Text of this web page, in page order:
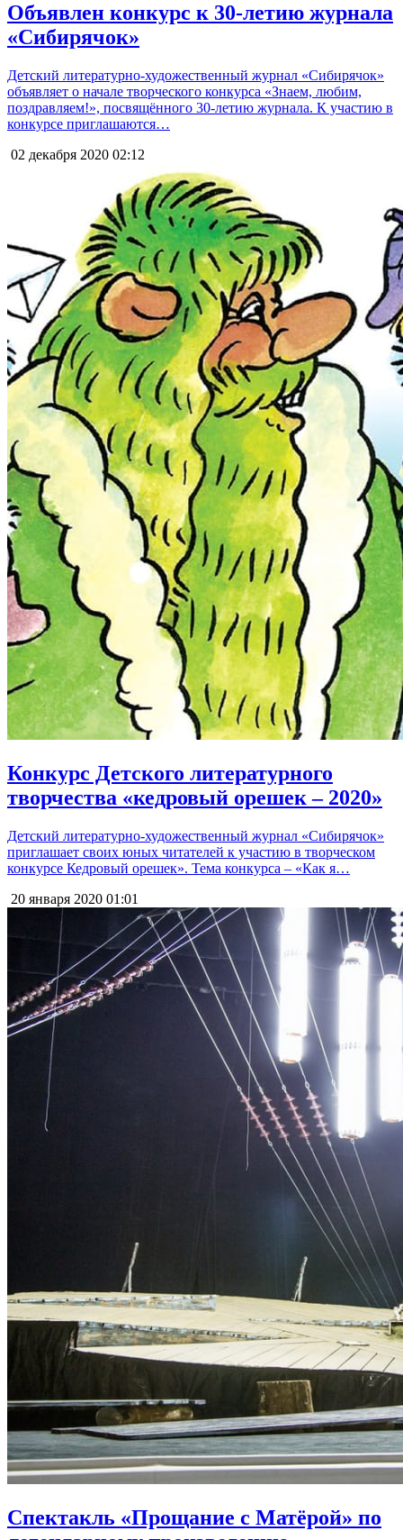
Объявлен конкурс к 30-летию журнала
«Сибирячок»
Детский литературно-художественный журнал «Сибирячок»
объявляет о начале творческого конкурса «Знаем, любим,
поздравляем!», посвящённого 30-летию журнала. К участию в
конкурсе приглашаются…
02 декабря 2020 02:12
Конкурс Детского литературного
творчества «кедровый орешек – 2020»
Детский литературно-художественный журнал «Сибирячок»
приглашает своих юных читателей к участию в творческом
конкурсе Кедровый орешек». Тема конкурса – «Как я…
20 января 2020 01:01
Спектакль «Прощание с Матёрой» по